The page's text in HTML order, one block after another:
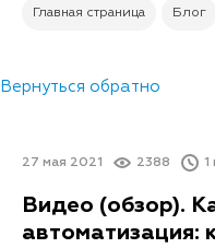
Главная страница Блог
Вернуться обратно
27 мая 2021 2388 1
Видео (обзор).
автоматизация: